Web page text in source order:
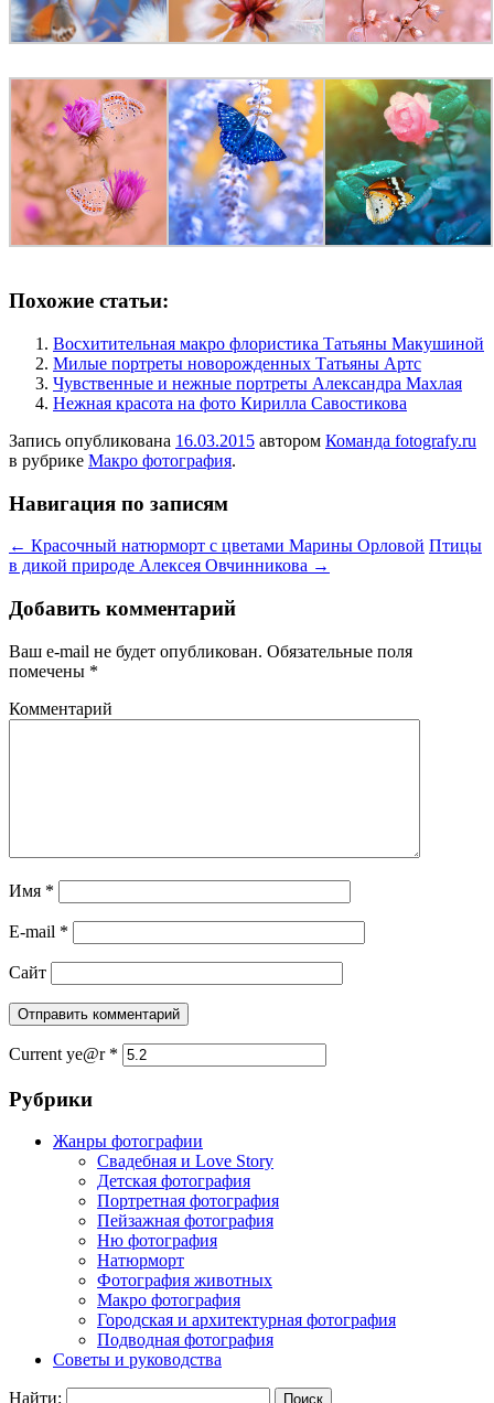
Похожие статьи:
Восхитительная макро флористика Татьяны Макушиной
Милые портреты новорожденных Татьяны Артс
Чувственные и нежные портреты Александра Махлая
Нежная красота на фото Кирилла Савостикова
Запись опубликована 16.03.2015 автором Команда fotografy.ru
в рубрике Макро фотография.
Навигация по записям
← Красочный натюрморт с цветами Марины Орловой Птицы
в дикой природе Алексея Овчинникова →
Добавить комментарий
Ваш e-mail не будет опубликован. Обязательные поля
помечены *
Комментарий
Имя *
E-mail *
Сайт
Current ye@r *
Рубрики
Жанры фотографии
Свадебная и Love Story
Детская фотография
Портретная фотография
Пейзажная фотография
Ню фотография
Натюрморт
Фотография животных
Макро фотография
Городская и архитектурная фотография
Подводная фотография
Советы и руководства
Найти: